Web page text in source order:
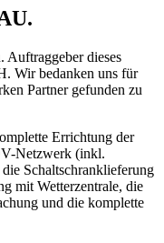
Auftraggeber dieses
Wir bedanken uns für
Partner gefunden zu
Errichtung der
Netzwerk (inkl.
Schaltschranklieferung
mit Wetterzentrale, die
und die komplette